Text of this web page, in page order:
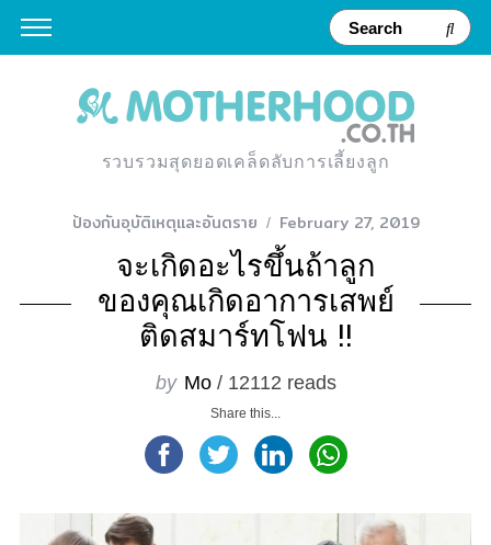
รวบรวมสุดยอดเคล็ดลับการเลี้ยงลูก
ป้องกันอุบัติเหตุและอันตราย February 27, 2019
จะเกิดอะไรขึ้นถ้าลูก
ของคุณเกิดอาการเสพย์
ติดสมาร์ทโฟน !!
by Mo/ 12112 reads
Share this...